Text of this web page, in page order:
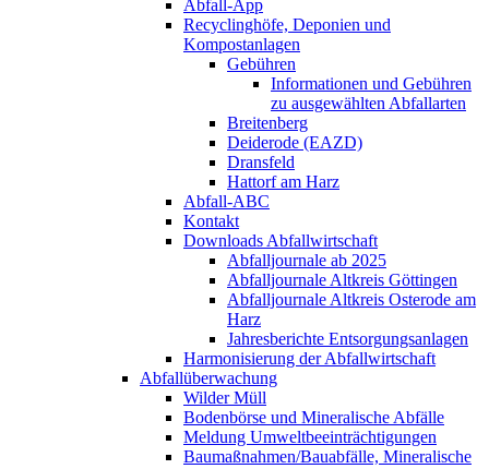
Abfall-App
Recyclinghöfe, Deponien und
Kompostanlagen
Gebühren
Informationen und Gebühren
zu ausgewählten Abfallarten
Breitenberg
Deiderode (EAZD)
Dransfeld
Hattorf am Harz
Abfall-ABC
Kontakt
Downloads Abfallwirtschaft
Abfalljournale ab 2025
Abfalljournale Altkreis Göttingen
Abfalljournale Altkreis Osterode am
Harz
Jahresberichte Entsorgungsanlagen
Harmonisierung der Abfallwirtschaft
Abfallüberwachung
Wilder Müll
Bodenbörse und Mineralische Abfälle
Meldung Umweltbeeinträchtigungen
Baumaßnahmen/Bauabfälle, Mineralische